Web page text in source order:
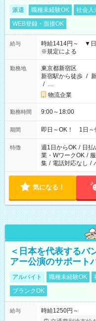
派遣 職種未経験OK 社会人
WEB登録・面接OK
給与
時給1414円～ ▼日
※規定による
勤務地
東京都新宿区
新宿駅から徒歩 /
/ …
物流企業
勤務時間 9:00～18:00
期間 即日～OK！ 1日～
特徴 週1日からOK / 日払
業・WワークOK /
集 / 電話対応なし /
気になる！
＜日本を代表するバ
アー公演のサポート
アルバイト 職種未経験OK
ブランクOK
給与
時給1250円～